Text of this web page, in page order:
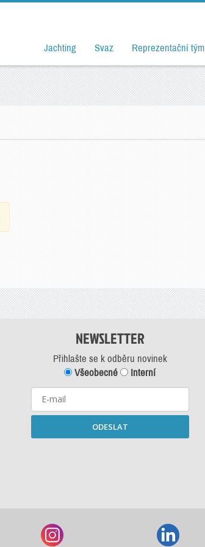
Jachting Svaz Reprezentační tým
NEWSLETTER
Přihlašte se k odběru novinek
Všeobecné
Interní
ODESLAT